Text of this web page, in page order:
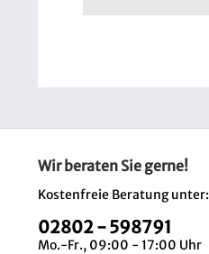
Wir beraten Sie gerne!
Kostenfreie Beratung unter:
02802 - 598791
Mo.-Fr., 09:00 - 17:00 Uhr